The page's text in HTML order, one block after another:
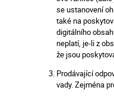
se ustanovení
také na
digitálního
neplatí, je-li z
že jsou
Prodávající
vady. Zejména